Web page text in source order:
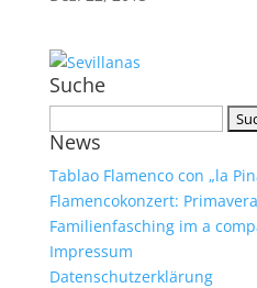
Suche
nach:
News
Tablao Flamenco con „la
Flamencokonzert: Primavera
Familienfasching im a
Impressum
Datenschutzerklärung